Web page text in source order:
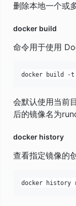
删除本地一个或
docker build
命令用于使用
会默认使用当前
后的镜像名为
docker history
查看指定镜像的